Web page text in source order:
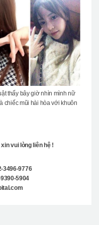
thấy bây giờ nhìn mình nữ
chiếc mũi hài hòa với khuôn
vui lòng liên hệ !
3496-9776
5904